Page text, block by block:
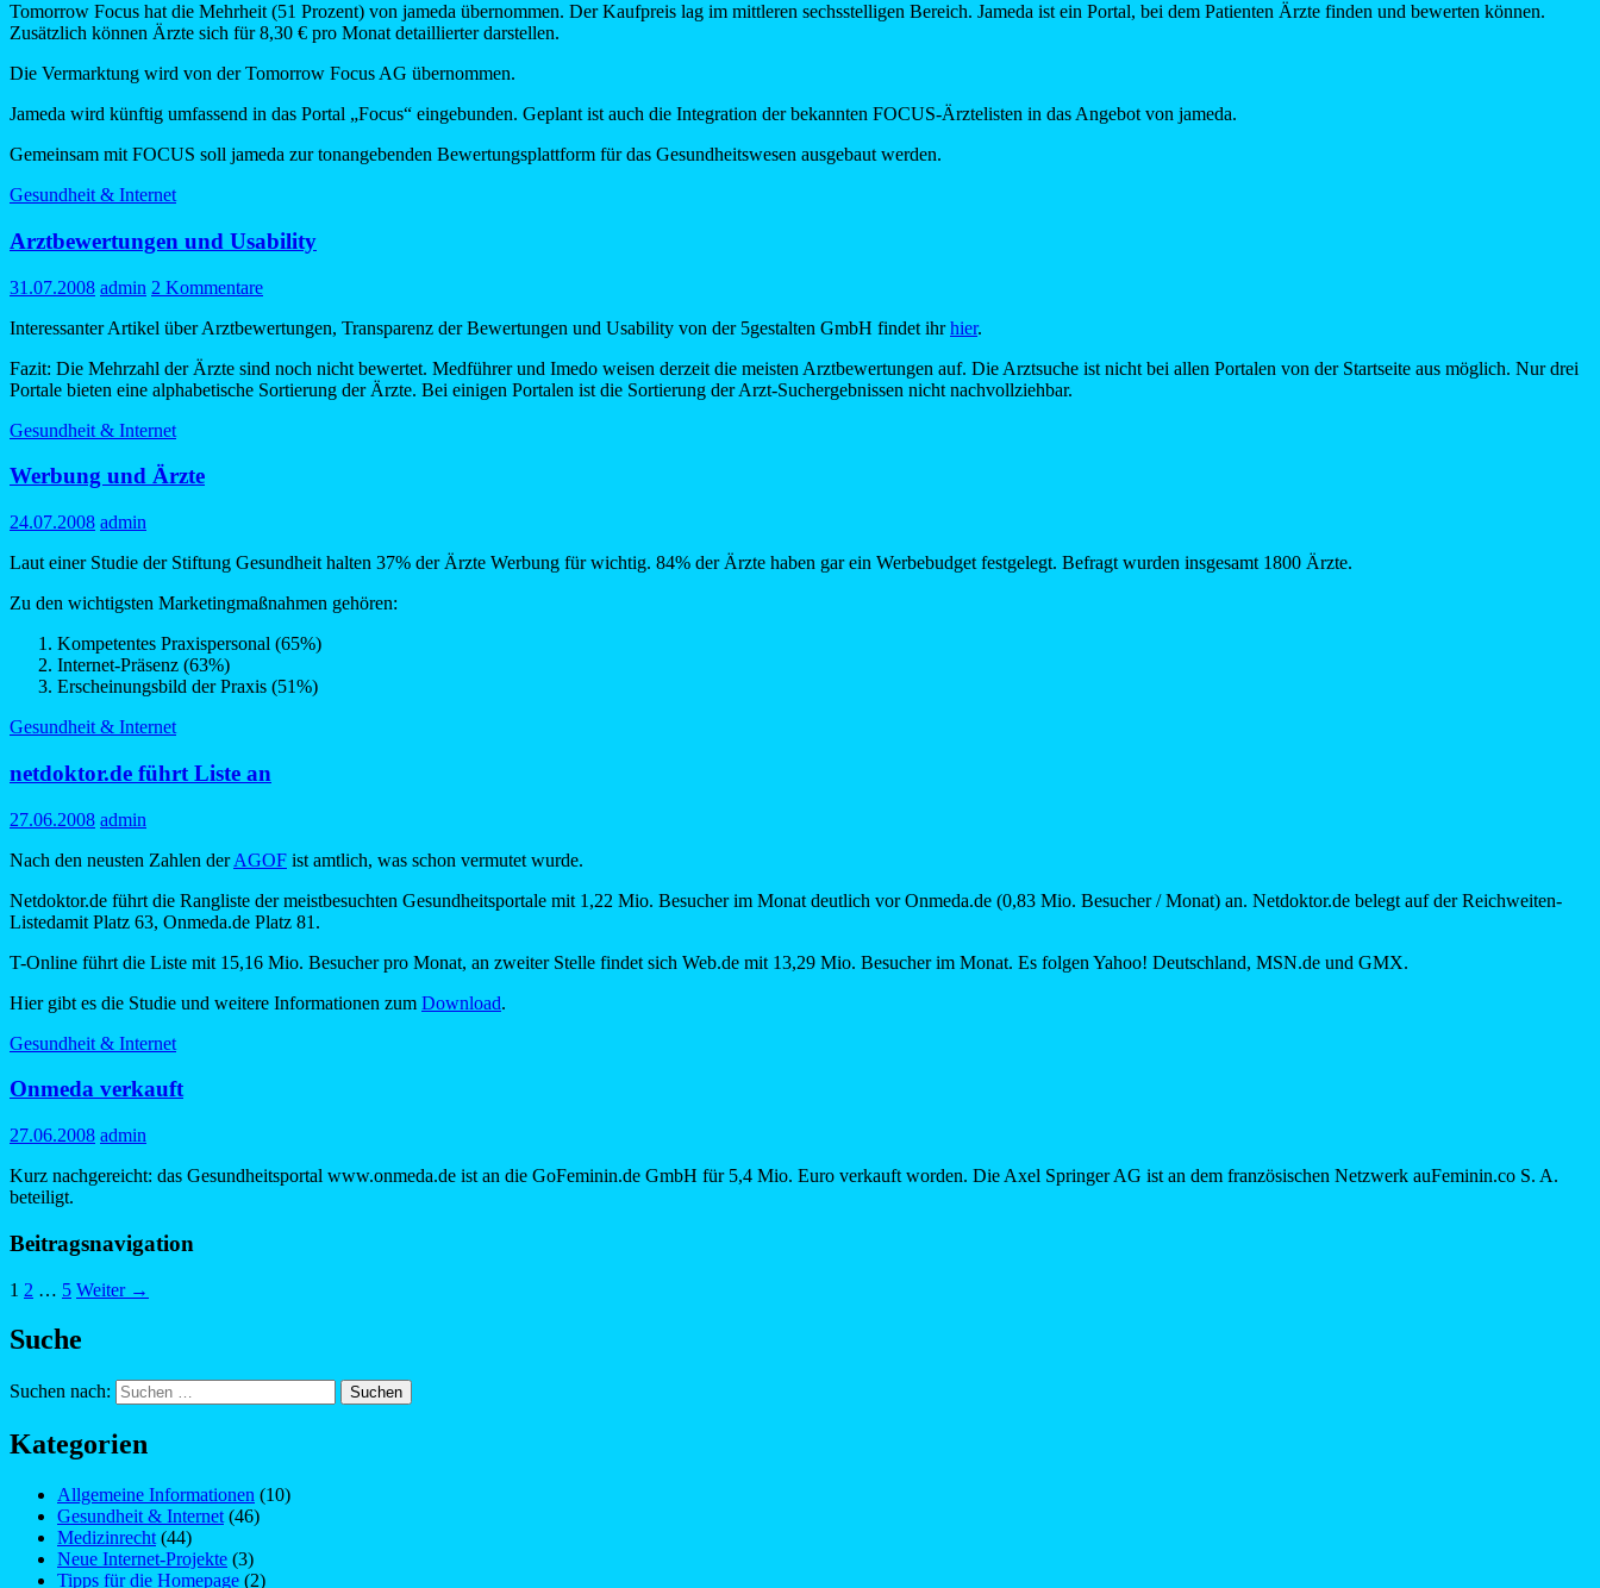
Tomorrow Focus hat die Mehrheit (51 Prozent) von jameda übernommen. Der Kaufpreis lag im mittleren sechsstelligen Bereich. Jameda ist ein Portal, bei dem Patienten Ärzte finden und bewerten können.
Zusätzlich können Ärzte sich für 8,30 € pro Monat detaillierter darstellen.
Die Vermarktung wird von der Tomorrow Focus AG übernommen.
Jameda wird künftig umfassend in das Portal „Focus“ eingebunden. Geplant ist auch die Integration der bekannten FOCUS-Ärztelisten in das Angebot von jameda.
Gemeinsam mit FOCUS soll jameda zur tonangebenden Bewertungsplattform für das Gesundheitswesen ausgebaut werden.
Gesundheit & Internet
Arztbewertungen und Usability
31.07.2008 admin 2 Kommentare
Interessanter Artikel über Arztbewertungen, Transparenz der Bewertungen und Usability von der 5gestalten GmbH findet ihrhier.
Fazit: Die Mehrzahl der Ärzte sind noch nicht bewertet. Medführer und Imedo weisen derzeit die meisten Arztbewertungen auf. Die Arztsuche ist nicht bei allen Portalen von der Startseite aus möglich. Nur drei
Portale bieten eine alphabetische Sortierung der Ärzte. Bei einigen Portalen ist die Sortierung der Arzt-Suchergebnissen nicht nachvollziehbar.
Gesundheit & Internet
Werbung und Ärzte
24.07.2008 admin
Laut einer Studie der Stiftung Gesundheit halten 37% der Ärzte Werbung für wichtig. 84% der Ärzte haben gar ein Werbebudget festgelegt. Befragt wurden insgesamt 1800 Ärzte.
Zu den wichtigsten Marketingmaßnahmen gehören:
Kompetentes Praxispersonal (65%)
Internet-Präsenz (63%)
Erscheinungsbild der Praxis (51%)
Gesundheit & Internet
netdoktor.de führt Liste an
27.06.2008 admin
Nach den neusten Zahlen derAGOF ist amtlich, was schon vermutet wurde.
Netdoktor.de führt die Rangliste der meistbesuchten Gesundheitsportale mit 1,22 Mio. Besucher im Monat deutlich vor Onmeda.de (0,83 Mio. Besucher / Monat) an. Netdoktor.de belegt auf der Reichweiten-
Listedamit Platz 63, Onmeda.de Platz 81.
T-Online führt die Liste mit 15,16 Mio. Besucher pro Monat, an zweiter Stelle findet sich Web.de mit 13,29 Mio. Besucher im Monat. Es folgen Yahoo! Deutschland, MSN.de und GMX.
Hier gibt es die Studie und weitere Informationen zum Download.
Gesundheit & Internet
Onmeda verkauft
27.06.2008 admin
Kurz nachgereicht: das Gesundheitsportal www.onmeda.de ist an die GoFeminin.de GmbH für 5,4 Mio. Euro verkauft worden. Die Axel Springer AG ist an dem französischen Netzwerk auFeminin.co S. A.
beteiligt.
Beitragsnavigation
1 2 … 5 Weiter →
Suche
Suchen nach:
Kategorien
Allgemeine Informationen (10)
Gesundheit & Internet (46)
Medizinrecht (44)
Neue Internet-Projekte (3)
Tipps für die Homepage (2)